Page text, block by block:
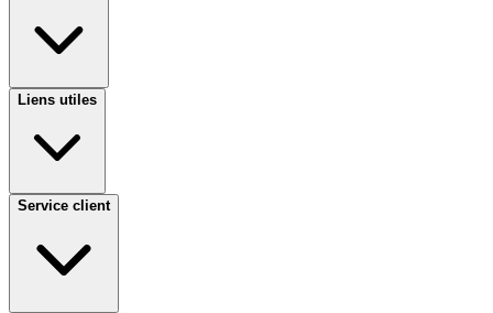
Liens utiles
Service client